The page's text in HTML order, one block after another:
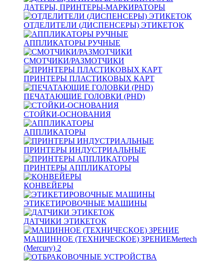
ДАТЕРЫ, ПРИНТЕРЫ-МАРКИРАТОРЫ
ОТДЕЛИТЕЛИ (ДИСПЕНСЕРЫ) ЭТИКЕТОК
АППЛИКАТОРЫ РУЧНЫЕ
СМОТЧИКИ/РАЗМОТЧИКИ
ПРИНТЕРЫ ПЛАСТИКОВЫХ КАРТ
ПЕЧАТАЮЩИЕ ГОЛОВКИ (PHD)
СТОЙКИ-ОСНОВАНИЯ
АППЛИКАТОРЫ
ПРИНТЕРЫ ИНДУСТРИАЛЬНЫЕ
ПРИНТЕРЫ АППЛИКАТОРЫ
КОНВЕЙЕРЫ
ЭТИКЕТИРОВОЧНЫЕ МАШИНЫ
ДАТЧИКИ ЭТИКЕТОК
МАШИННОЕ (ТЕХНИЧЕСКОЕ) ЗРЕНИЕMertech
(Mercury) 2